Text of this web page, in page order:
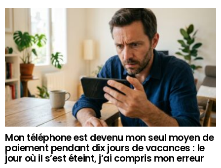
Mon téléphone est devenu mon seul moyen de
paiement pendant dix jours de vacances : le
jour où il s’est éteint, j’ai compris mon erreur